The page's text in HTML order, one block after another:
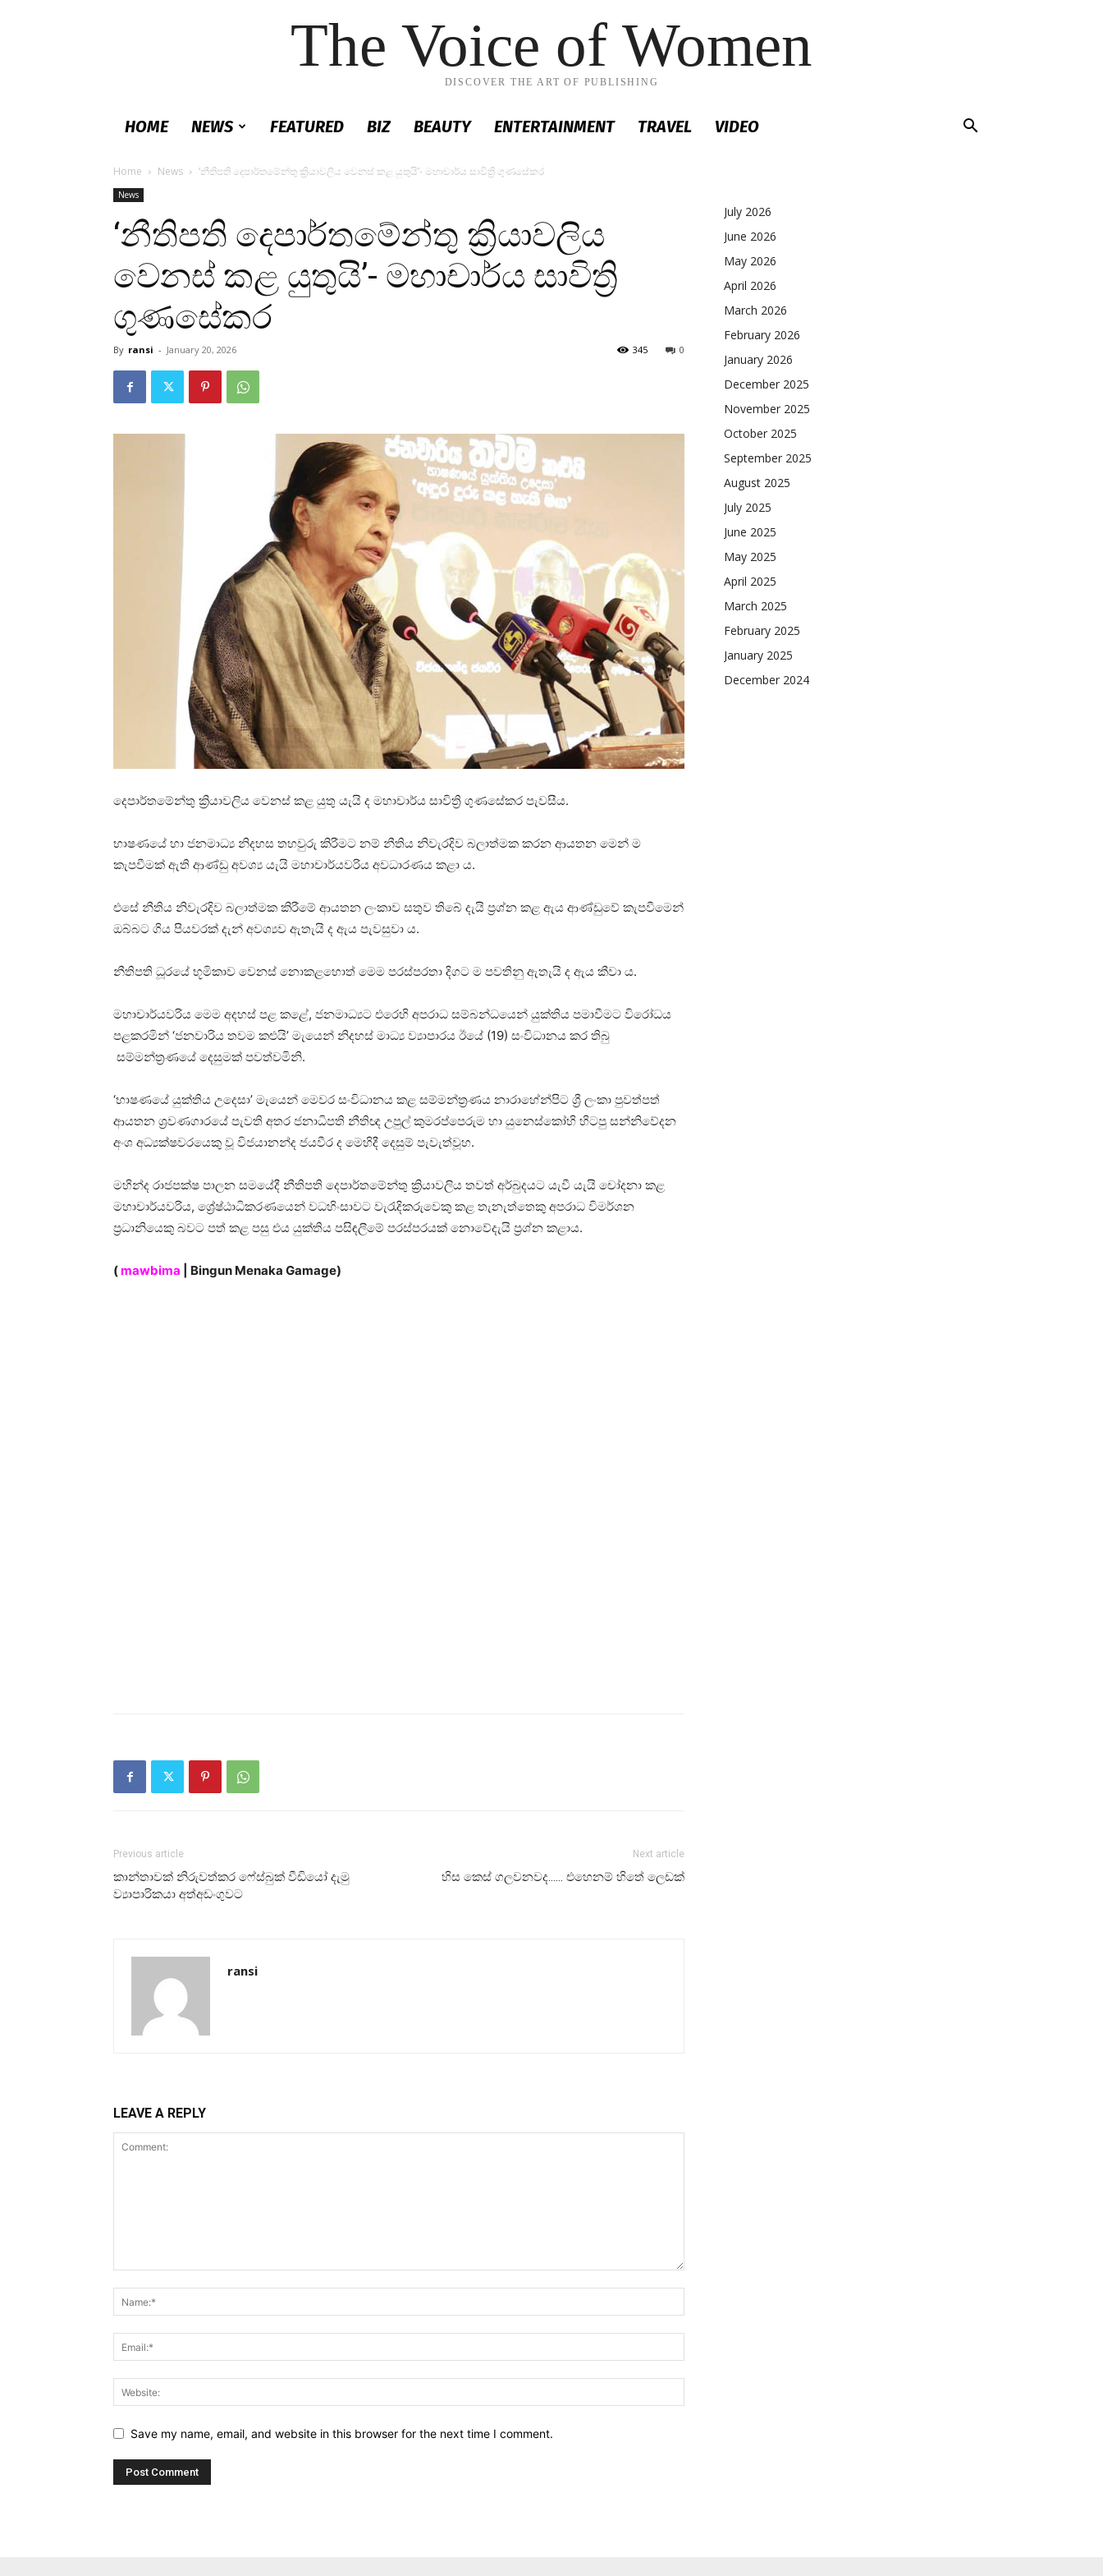
The Voice of Women
DISCOVER THE ART OF PUBLISHING
HOME NEWS FEATURED BIZ BEAUTY ENTERTAINMENT TRAVEL VIDEO
Home News ‘නීතිපති දෙපාර්තමේන්තු ක්‍රියාවලිය වෙනස් කළ යුතුයි’- මහාචාර්ය සාවිත්‍රි ගුණසේකර
News
‘නීතිපති දෙපාර්තමේන්තු ක්‍රියාවලිය
වෙනස් කළ යුතුයි’- මහාචාර්ය සාවිත්‍රි
ගුණසේකර
By ransi - January 20, 2026 0
345
දෙපාර්තමේන්තු ක්‍රියාවලිය වෙනස් කළ යුතු යැයි ද මහාචාර්ය සාවිත්‍රි ගුණසේකර පැවසීය.
භාෂණයේ හා ජනමාධ්‍ය නිදහස තහවුරු කිරීමට නම් නීතිය නිවැරදිව බලාත්මක කරන ආයතන මෙන් ම
කැපවීමක් ඇති ආණ්ඩු අවශ්‍ය යැයි මහාචාර්යවරිය අවධාරණය කළා ය.
එසේ නීතිය නිවැරදිව බලාත්මක කිරීමේ ආයතන ලංකාව සතුව තිබේ දැයි ප්‍රශ්න කළ ඇය ආණ්ඩුවේ කැපවීමෙන්
ඔබ්බට ගිය පියවරක් දැන් අවශ්‍යව ඇතැයි ද ඇය පැවසුවා ය.
නීතිපති ධූරයේ භූමිකාව වෙනස් නොකළහොත් මෙම පරස්පරතා දිගට ම පවතිනු ඇතැයි ද ඇය කීවා ය.
මහාචාර්යවරිය මෙම අදහස් පළ කළේ, ජනමාධ්‍යට එරෙහි අපරාධ සම්බන්ධයෙන් යුක්තිය පමාවීමට විරෝධය
පළකරමින් ‘ජනවාරිය තවම කළුයි’ මැයෙන් නිදහස් මාධ්‍ය ව්‍යාපාරය ඊයේ (19) සංවිධානය කර තිබු
සම්මන්ත්‍රණයේ දෙසුමක් පවත්වමිනි.
‘භාෂණයේ යුක්තිය උදෙසා’ මැයෙන් මෙවර සංවිධානය කළ සම්මන්ත්‍රණය නාරාහේන්පිට ශ්‍රී ලංකා පුවත්පත්
ආයතන ශ්‍රවණගාරයේ පැවති අතර ජනාධිපති නීතිඥ උපුල් කුමරප්පෙරුම හා යුනෙස්කෝහි හිටපු සන්නිවේදන
අංශ අධ්‍යක්ෂවරයෙකු වූ විජයානන්ද ජයවීර ද මෙහිදී දෙසුම් පැවැත්වූහ.
මහින්ද රාජපක්ෂ පාලන සමයේදී නීතිපති දෙපාර්තමේන්තු ක්‍රියාවලිය තවත් අර්බුදයට යැවී යැයි චෝදනා කළ
මහාචාර්යවරිය, ශ්‍රේෂ්ඨාධිකරණයෙන් වධහිංසාවට වැරැදිකරුවෙකු කළ තැනැත්තෙකු අපරාධ විමර්ශන
ප්‍රධානියෙකු බවට පත් කළ පසු එය යුක්තිය පසිඳලීමේ පරස්පරයක් නොවේදැයි ප්‍රශ්න කළාය.
(mawbima | Bingun Menaka Gamage)
Previous article
කාන්තාවක් නිරුවත්කර ෆේස්බුක් වීඩියෝ දැමු
ව්‍යාපාරිකයා අත්අඩංගුවට
Next article
හිස කෙස් ගලවනවද…… එහෙනම් හිතේ ලෙඩක්
ransi
LEAVE A REPLY
Save my name, email, and website in this browser for the next time I comment.
July 2026
June 2026
May 2026
April 2026
March 2026
February 2026
January 2026
December 2025
November 2025
October 2025
September 2025
August 2025
July 2025
June 2025
May 2025
April 2025
March 2025
February 2025
January 2025
December 2024